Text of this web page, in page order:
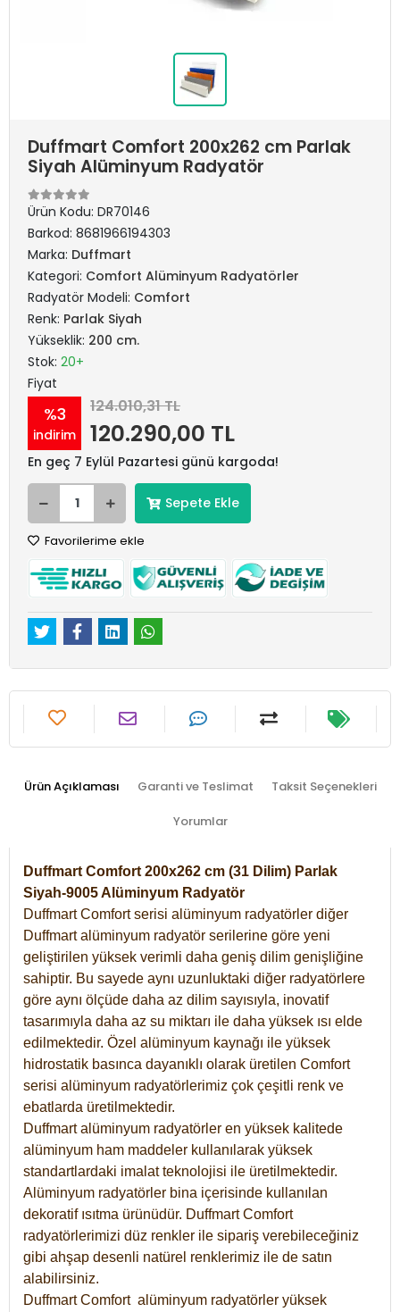
Duffmart Comfort 200x262 cm Parlak
Siyah Alüminyum Radyatör
Ürün Kodu: DR70146
Barkod: 8681966194303
Marka: Duffmart
Kategori: Comfort Alüminyum Radyatörler
Radyatör Modeli: Comfort
Renk: Parlak Siyah
Yükseklik: 200 cm.
Stok: 20+
Fiyat
%3
indirim
124.010,31 TL
120.290,00 TL
En geç 7 Eylül Pazartesi günü kargoda!
Sepete Ekle
Favorilerime ekle
Ürün Açıklaması Garanti ve Teslimat Taksit Seçenekleri
Yorumlar
Duffmart Comfort 200x262 cm (31 Dilim) Parlak
Siyah-9005 Alüminyum Radyatör
Duffmart Comfort serisi alüminyum radyatörler diğer
Duffmart alüminyum radyatör serilerine göre yeni
geliştirilen yüksek verimli daha geniş dilim genişliğine
sahiptir. Bu sayede aynı uzunluktaki diğer radyatörlere
göre aynı ölçüde daha az dilim sayısıyla, inovatif
tasarımıyla daha az su miktarı ile daha yüksek ısı elde
edilmektedir. Özel alüminyum kaynağı ile yüksek
hidrostatik basınca dayanıklı olarak üretilen Comfort
serisi alüminyum radyatörlerimiz çok çeşitli renk ve
ebatlarda üretilmektedir.
Duffmart alüminyum radyatörler en yüksek kalitede
alüminyum ham maddeler kullanılarak yüksek
standartlardaki imalat teknolojisi ile üretilmektedir.
Alüminyum radyatörler bina içerisinde kullanılan
dekoratif ısıtma ürünüdür. Duffmart Comfort
radyatörlerimizi düz renkler ile sipariş verebileceğiniz
gibi ahşap desenli natürel renklerimiz ile de satın
alabilirsiniz.
Duffmart Comfort alüminyum radyatörler yüksek